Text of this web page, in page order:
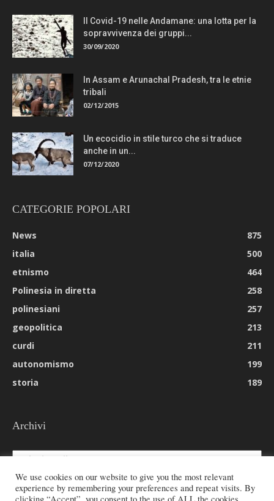
Il Covid-19 nelle Andamane: una lotta per la
sopravvivenza dei gruppi...
30/09/2020
In Assam e Arunachal Pradesh, tra le etnie
tribali
02/12/2015
Un ecocidio in stile turco che si traduce
anche in un...
07/12/2020
CATEGORIE POPOLARI
News
875
italia
500
etnismo
464
Polinesia in diretta
258
polinesiani
257
geopolitica
213
curdi
211
autonomismo
199
storia
189
Archivi
Archivi
We use cookies on our website to give you the most relevant
experience by remembering your preferences and repeat visits. By